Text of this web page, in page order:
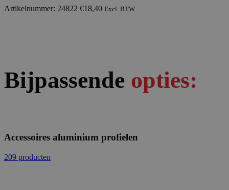
Artikelnummer: 24822 €18,40 Excl. BTW
Bijpassende opties:
Accessoires aluminium profielen
209 producten